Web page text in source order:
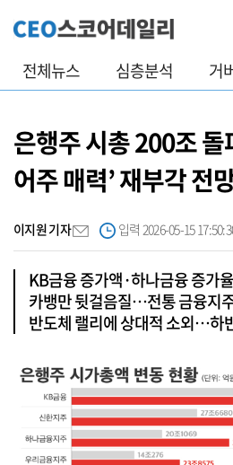
전체뉴스 심층분석 거
은행주 시총 200조
어주 매력’ 재부각 전
이지원 기자 입력 2026-05-15
KB금융 증가액·하나금융 증가
카뱅만 뒷걸음질…전통 금융지
반도체 랠리에 상대적 소외…하